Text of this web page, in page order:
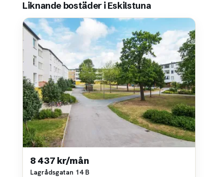
Liknande bostäder i Eskilstuna
8 437 kr/mån
Lagrådsgatan 14 B